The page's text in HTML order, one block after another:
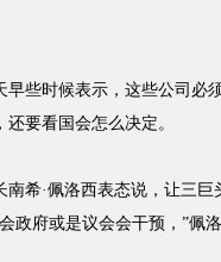
些时候表示，这些公司必
要看国会怎么决定。
·佩洛西表态说，让三巨
政府或是议会会干预，”佩